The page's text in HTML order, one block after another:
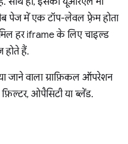
पेज में एक टॉप-लेवल फ़्रेम होता
हर iframe के लिए चाइल्ड
होते हैं.
जाने वाला ग्राफ़िकल ऑपरेशन
फ़िल्टर, ओपैसिटी या ब्लेंड.